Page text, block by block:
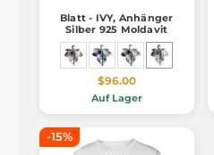
Blatt - IVY, Anhänger
Silber 925 Moldavit
$96.00
Auf Lager
-15%